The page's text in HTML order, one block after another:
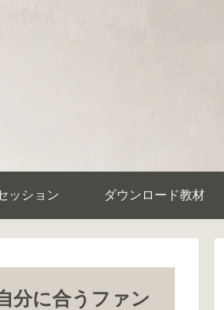
ッション ダウンロード教材
分に合うファン